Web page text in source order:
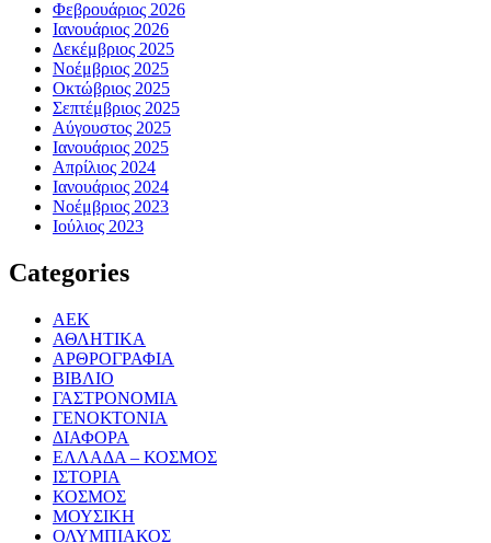
Φεβρουάριος 2026
Ιανουάριος 2026
Δεκέμβριος 2025
Νοέμβριος 2025
Οκτώβριος 2025
Σεπτέμβριος 2025
Αύγουστος 2025
Ιανουάριος 2025
Απρίλιος 2024
Ιανουάριος 2024
Νοέμβριος 2023
Ιούλιος 2023
Categories
ΑΕΚ
ΑΘΛΗΤΙΚΑ
ΑΡΘΡΟΓΡΑΦΙΑ
ΒΙΒΛΙΟ
ΓΑΣΤΡΟΝΟΜΙΑ
ΓΕΝΟΚΤΟΝΙΑ
ΔΙΑΦΟΡΑ
ΕΛΛΑΔΑ – ΚΟΣΜΟΣ
ΙΣΤΟΡΙΑ
ΚΟΣΜΟΣ
ΜΟΥΣΙΚΗ
ΟΛΥΜΠΙΑΚΟΣ